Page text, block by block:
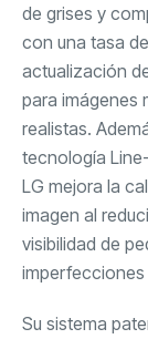
de grises y
con una tasa de
actualización
para imágenes
realistas.
tecnología
LG mejora la
imagen al
visibilidad de
imperfecciones
Su sistema